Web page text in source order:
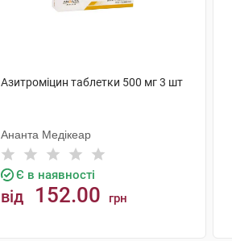
Азитроміцин таблетки 500 мг 3 шт
Ананта Медікеар
Є в наявності
від 152.00 грн